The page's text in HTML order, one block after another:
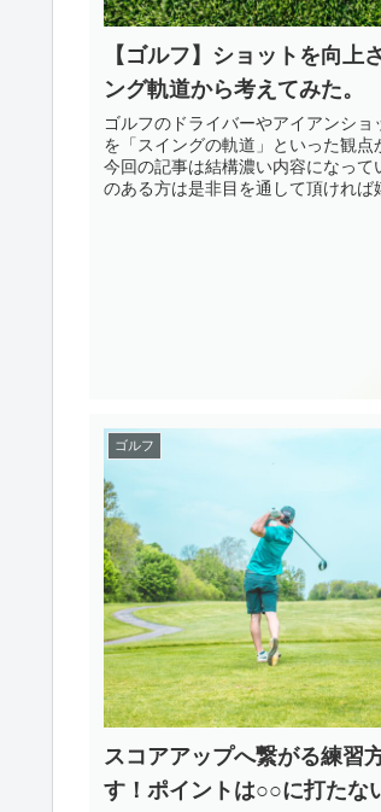
【ゴルフ】ショットを向上
ング軌道から考えてみた。
ゴルフのドライバーやアイアンシ
を「スイングの軌道」といった観点
今回の記事は結構濃い内容になって
のある方は是非目を通して頂ければ
ゴルフ
スコアアップへ繋がる練習
す！ポイントは○○に打たな